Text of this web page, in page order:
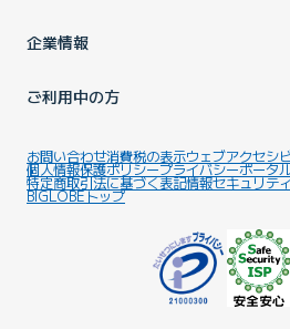
企業情報
ご利用中の方
お問い合わせ消費税の表示ウェブアクセシ
個人情報保護ポリシープライバシーポータ
特定商取引法に基づく表記情報セキュリテ
BIGLOBEトップ